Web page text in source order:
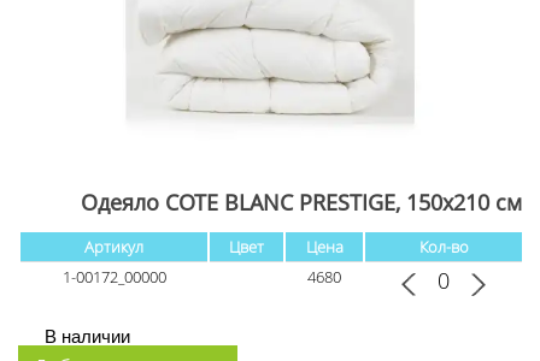
Одеяло COTE BLANC PRESTIGE, 150x210 см
Артикул Цвет Цена
Кол-во
1-00172_00000
4680
В наличии